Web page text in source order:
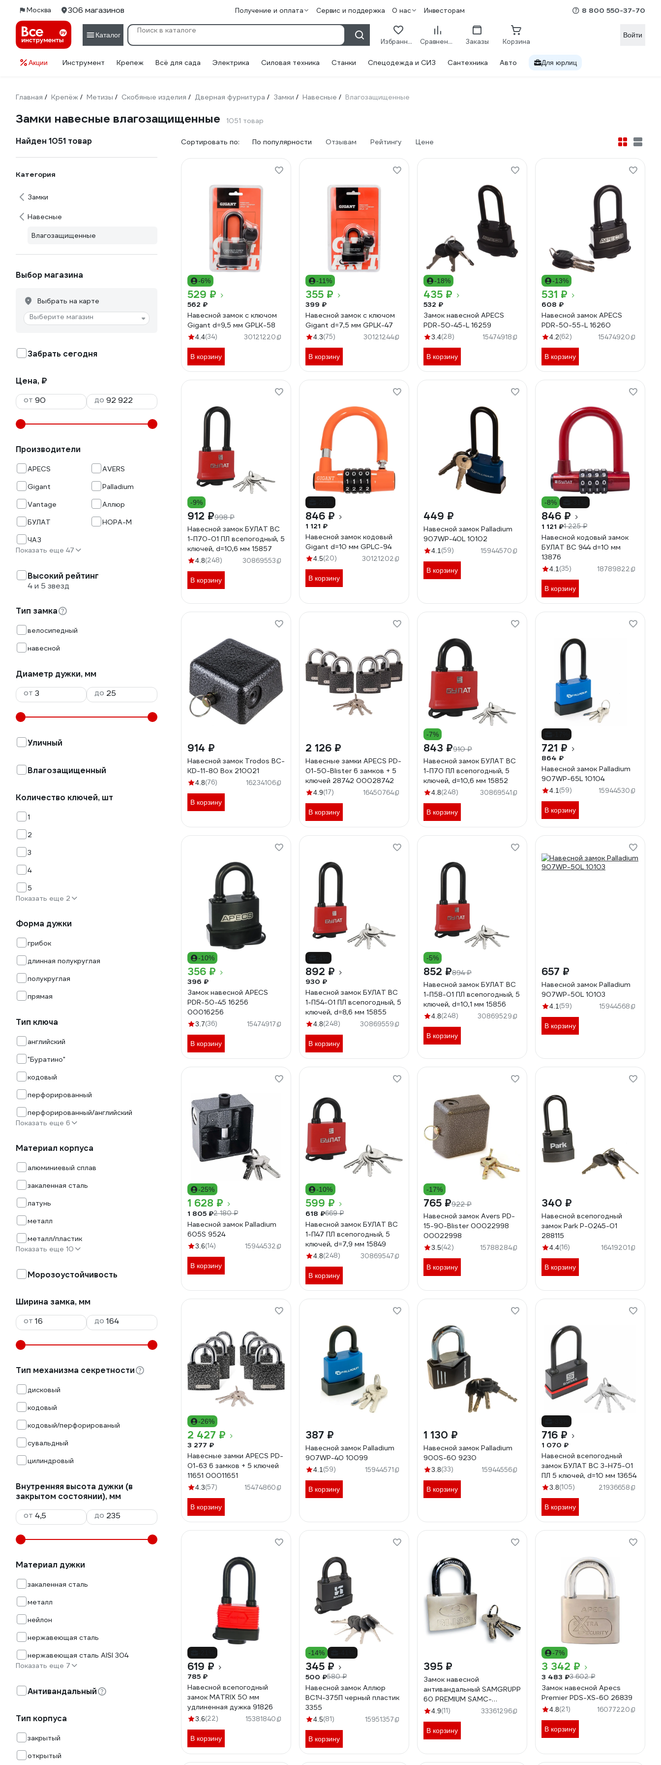
Москва 306 магазинов Получение и оплата Сервис и поддержка О нас Инвесторам 8 800 550-37-70
Каталог
Избранное Сравнение Заказы Корзина
Войти
Акции Инструмент Крепеж Всё для сада Электрика Силовая техника Станки Спецодежда и СИЗ Сантехника Авто Для юрлиц
Главная / Крепёж / Метизы / Скобяные изделия / Дверная фурнитура / Замки / Навесные / Влагозащищенные
Замки навесные влагозащищенные 1051 товар
Найден 1051 товар
Категория
Замки
Навесные
Влагозащищенные
Выбор магазина
Выбрать на карте
Выберите магазин
Забрать сегодня
Цена, ₽
от
до
Производители
APECS
AVERS
Gigant
Palladium
Vantage
Аллюр
БУЛАТ
НОРА-М
ЧАЗ
Показать еще 47
Высокий рейтинг
4 и 5 звезд
Тип замка
велосипедный
навесной
Диаметр дужки, мм
от
до
Уличный
Влагозащищенный
Количество ключей, шт
1
2
3
4
5
Показать еще 2
Форма дужки
грибок
длинная полукруглая
полукруглая
прямая
Тип ключа
английский
"Буратино"
кодовый
перфорированный
перфорированный/английский
Показать еще 6
Материал корпуса
алюминиевый сплав
закаленная сталь
латунь
металл
металл/пластик
Показать еще 10
Морозоустойчивость
Ширина замка, мм
от
до
Тип механизма секретности
дисковый
кодовый
кодовый/перфорированый
сувальдный
цилиндровый
Внутренняя высота дужки (в
закрытом состоянии), мм
от
до
Материал дужки
закаленная сталь
металл
нейлон
нержавеющая сталь
нержавеющая сталь AISI 304
Показать еще 7
Антивандальный
Тип корпуса
закрытый
открытый
Сортировать по: По популярности Отзывам Рейтингу Цене
-6%
529 ₽
562 ₽
Навесной замок с ключом
Gigant d=9,5 мм GPLK-58
4.4(34) 30121220
В корзину
-11%
355 ₽
399 ₽
Навесной замок с ключом
Gigant d=7,5 мм GPLK-47
4.3(75) 30121244
В корзину
-18%
435 ₽
532 ₽
Замок навесной APECS
PDR-50-45-L 16259
3.4(28) 15474918
В корзину
-13%
531 ₽
608 ₽
Навесной замок APECS
PDR-50-55-L 16260
4.2(62) 15474920
В корзину
-9%
912 ₽998 ₽
Навесной замок БУЛАТ ВС
1-П70-01 ПЛ всепогодный, 5
ключей, d=10,6 мм 15857
4.8(248) 30869553
В корзину
846 ₽
1 121 ₽
Навесной замок кодовый
Gigant d=10 мм GPLC-94
4.5(20) 30121202
В корзину
449 ₽
Навесной замок Palladium
907WP-40L 10102
4.1 (59) 15944570
В корзину
-8%
846 ₽
1 121 ₽1 225 ₽
Навесной кодовый замок
БУЛАТ ВС 944 d=10 мм
13876
4.1 (35) 18789822
В корзину
914 ₽
Навесной замок Trodos ВС-
KD-11-80 Box 210021
4.8(76) 16234106
В корзину
2 126 ₽
Навесные замки APECS PD-
01-50-Blister 6 замков + 5
ключей 28742 00028742
4.9(17) 16450764
В корзину
-7%
843 ₽910 ₽
Навесной замок БУЛАТ ВС
1-П70 ПЛ всепогодный, 5
ключей, d=10,6 мм 15852
4.8(248) 30869541
В корзину
721 ₽
864 ₽
Навесной замок Palladium
907WP-65L 10104
4.1 (59) 15944530
В корзину
-10%
356 ₽
396 ₽
Замок навесной APECS
PDR-50-45 16256
00016256
3.7(36) 15474917
В корзину
892 ₽
930 ₽
Навесной замок БУЛАТ ВС
1-П54-01 ПЛ всепогодный, 5
ключей, d=8,6 мм 15855
4.8(248) 30869559
В корзину
-5%
852 ₽894 ₽
Навесной замок БУЛАТ ВС
1-П58-01 ПЛ всепогодный, 5
ключей, d=10,1 мм 15856
4.8(248) 30869529
В корзину
657 ₽
Навесной замок Palladium
907WP-50L 10103
4.1 (59) 15944568
В корзину
-25%
1 628 ₽
1 805 ₽2 180 ₽
Навесной замок Palladium
605S 9524
3.6(14) 15944532
В корзину
-10%
599 ₽
618 ₽669 ₽
Навесной замок БУЛАТ ВС
1-П47 ПЛ всепогодный, 5
ключей, d=7,9 мм 15849
4.8(248) 30869547
В корзину
-17%
765 ₽922 ₽
Навесной замок Avers PD-
15-90-Blister 00022998
00022998
3.5(42) 15788284
В корзину
340 ₽
Навесной всепогодный
замок Park P-0245-01
288115
4.4(16) 16419201
В корзину
-26%
2 427 ₽
3 277 ₽
Навесные замки APECS PD-
01-63 6 замков + 5 ключей
11651 00011651
4.3(57) 15474860
В корзину
387 ₽
Навесной замок Palladium
907WP-40 10099
4.1 (59) 15944571
В корзину
1 130 ₽
Навесной замок Palladium
900S-60 9230
3.8(33) 15944556
В корзину
716 ₽
1 070 ₽
Навесной всепогодный
замок БУЛАТ ВС 3-Н75-01
ПЛ 5 ключей, d=10 мм 13654
3.8(105) 21936658
В корзину
619 ₽
785 ₽
Навесной всепогодный
замок MATRIX 50 мм
удлиненная дужка 91826
3.6(22) 15381840
В корзину
-14%
345 ₽
500 ₽580 ₽
Навесной замок Аллюр
ВС1Ч-375П черный пластик
3355
4.5(81) 15951357
В корзину
395 ₽
Замок навесной
антивандальный SAMGRUPP
60 PREMIUM SAMC-
023107060
4.9(11) 33361296
В корзину
-7%
3 342 ₽
3 483 ₽3 602 ₽
Замок навесной Apecs
Premier PDS-XS-60 26839
4.8(21) 16077220
В корзину